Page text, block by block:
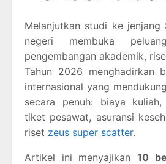
Melanjutkan studi ke
negeri membuka
pengembangan akademik,
Tahun 2026 menghadirkan
internasional yang
secara penuh: biaya
tiket pesawat, asuransi
riset zeus super scatter.
Artikel ini menyajikan10